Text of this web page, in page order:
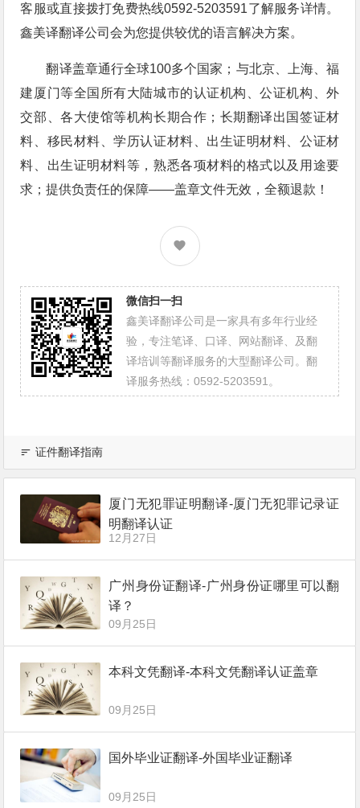
客服或直接拨打免费热线0592-5203591了解服务详情。
鑫美译翻译公司会为您提供较优的语言解决方案。
翻译盖章通行全球100多个国家；与北京、上海、福
建厦门等全国所有大陆城市的认证机构、公证机构、外
交部、各大使馆等机构长期合作；长期翻译出国签证材
料、移民材料、学历认证材料、出生证明材料、公证材
料、出生证明材料等，熟悉各项材料的格式以及用途要
求；提供负责任的保障——盖章文件无效，全额退款！
微信扫一扫
鑫美译翻译公司是一家具有多年行业经
验，专注笔译、口译、网站翻译、及翻
译培训等翻译服务的大型翻译公司。翻
译服务热线：0592-5203591。
证件翻译指南
厦门无犯罪证明翻译-厦门无犯罪记录证
明翻译认证
12月27日
广州身份证翻译-广州身份证哪里可以翻
译？
09月25日
本科文凭翻译-本科文凭翻译认证盖章
09月25日
国外毕业证翻译-外国毕业证翻译
09月25日